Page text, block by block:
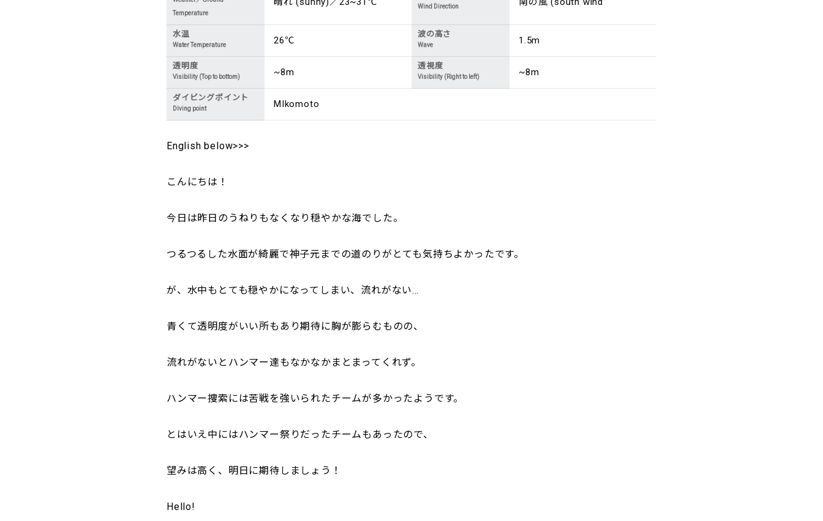
Temperature
Wind Direction
水温
Water Temperature 26℃
波の高さ
Wave 1.5m
透明度
Visibility (Top to bottom) ~8m
透視度
Visibility (Right to left) ~8m
ダイビングポイント
Diving point MIkomoto
English below>>>
こんにちは！
今日は昨日のうねりもなくなり穏やかな海でした。
つるつるした水面が綺麗で神子元までの道のりがとても気持ちよかったです。
が、水中もとても穏やかになってしまい、流れがない…
青くて透明度がいい所もあり期待に胸が膨らむものの、
流れがないとハンマー達もなかなかまとまってくれず。
ハンマー捜索には苦戦を強いられたチームが多かったようです。
とはいえ中にはハンマー祭りだったチームもあったので、
望みは高く、明日に期待しましょう！
Hello!